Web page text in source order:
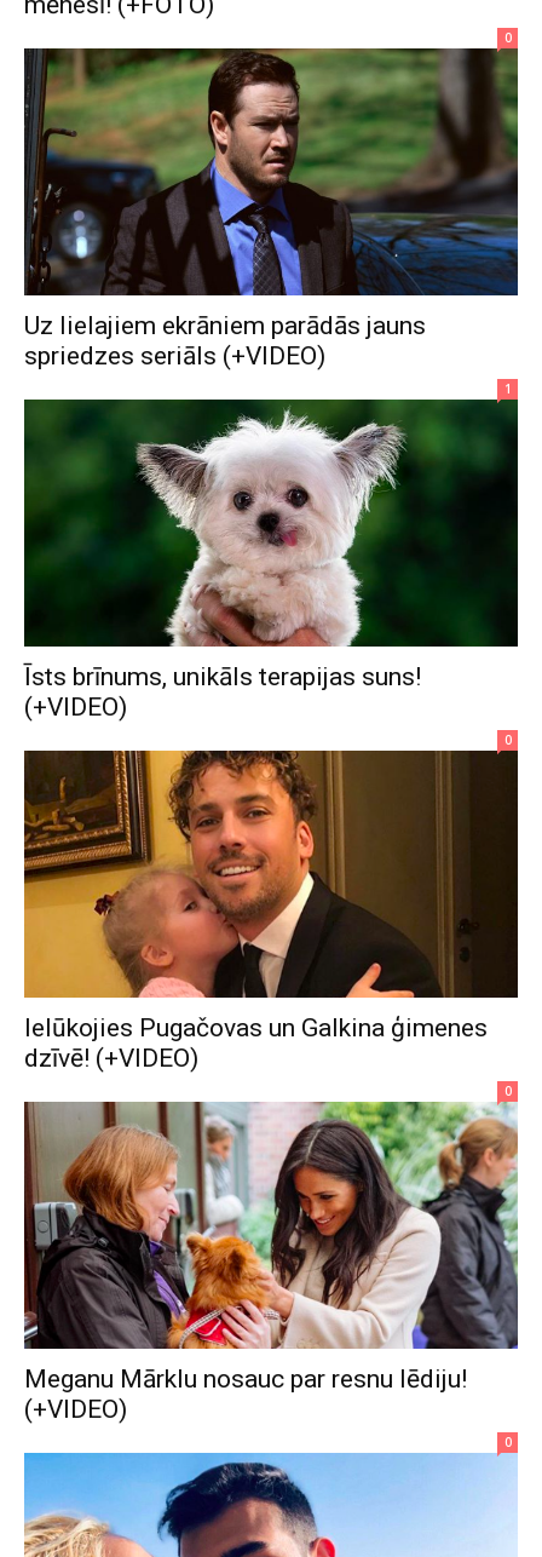
0
Uz lielajiem ekrāniem parādās jauns
spriedzes seriāls (+VIDEO)
1
Īsts brīnums, unikāls terapijas suns!
(+VIDEO)
0
Ielūkojies Pugačovas un Galkina ģimenes
dzīvē! (+VIDEO)
0
Meganu Mārklu nosauc par resnu lēdiju!
(+VIDEO)
0